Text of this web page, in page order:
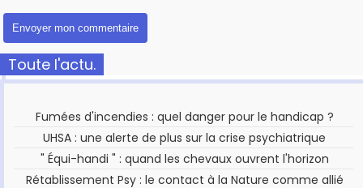
Toute l'actu.
Fumées d'incendies : quel danger pour le handicap ?
UHSA : une alerte de plus sur la crise psychiatrique
" Équi-handi " : quand les chevaux ouvrent l'horizon
Rétablissement Psy : le contact à la Nature comme allié